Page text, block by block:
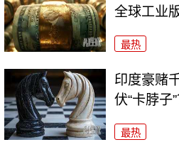
全球工业
最热
印度豪赌
伏“卡脖子”
最热